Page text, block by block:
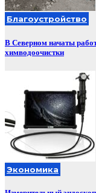
Благоустройство
В Северном начаты
химводоочистки
Экономика